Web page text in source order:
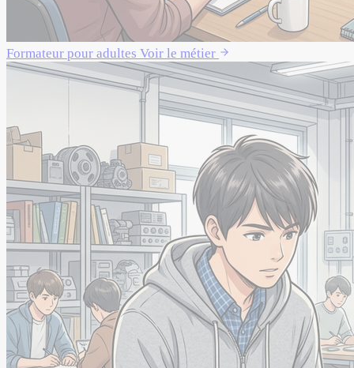
Formateur pour adultes Voir le métier